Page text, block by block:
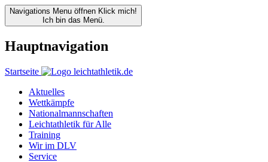
Navigations Menu öffnen Klick mich!
Ich bin das Menü.
Hauptnavigation
Startseite
Aktuelles
Wettkämpfe
Nationalmannschaften
Leichtathletik für Alle
Training
Wir im DLV
Service